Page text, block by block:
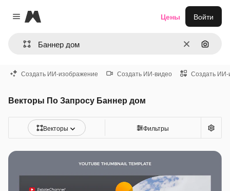
Close menu
Magnific
ОчиститьПоиск
Цены Войти
Создать ИИ-изображение Создать ИИ-видео Создать ИИ-
Векторы По Запросу Баннер дом
Векторы Фильтры